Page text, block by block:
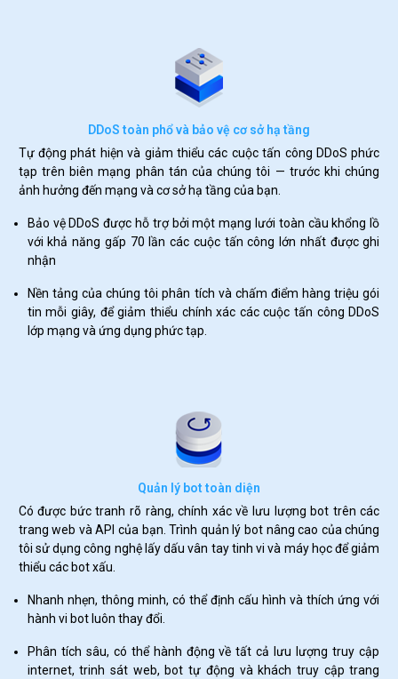
DDoS toàn phổ và bảo vệ cơ sở hạ tầng
Tự động phát hiện và giảm thiểu các cuộc tấn công DDoS phức
tạp trên biên mạng phân tán của chúng tôi — trước khi chúng
ảnh hưởng đến mạng và cơ sở hạ tầng của bạn.
Bảo vệ DDoS được hỗ trợ bởi một mạng lưới toàn cầu khổng lồ
với khả năng gấp 70 lần các cuộc tấn công lớn nhất được ghi
nhận
Nền tảng của chúng tôi phân tích và chấm điểm hàng triệu gói
tin mỗi giây, để giảm thiểu chính xác các cuộc tấn công DDoS
lớp mạng và ứng dụng phức tạp.
Quản lý bot toàn diện
Có được bức tranh rõ ràng, chính xác về lưu lượng bot trên các
trang web và API của bạn. Trình quản lý bot nâng cao của chúng
tôi sử dụng công nghệ lấy dấu vân tay tinh vi và máy học để giảm
thiểu các bot xấu.
Nhanh nhẹn, thông minh, có thể định cấu hình và thích ứng với
hành vi bot luôn thay đổi.
Phân tích sâu, có thể hành động về tất cả lưu lượng truy cập
internet, trinh sát web, bot tự động và khách truy cập trang